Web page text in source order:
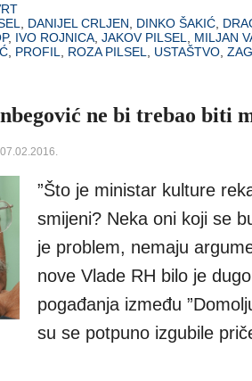
DANIJEL CRLJEN DINKO ŠAKIĆ
, IVO ROJNICA JAKOV PILSEL MILJAN
PROFIL ROZA PILSEL USTAŠTVO
ne bi trebao biti
”Što je ministar kulture
smijeni? Neka oni koji se
je problem, nemaju
nove Vlade RH bilo je
pogađanja između
su se potpuno izgubile